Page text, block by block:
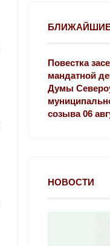
Повестка
мандатной
Думы
созыва 06
НОВОСТИ